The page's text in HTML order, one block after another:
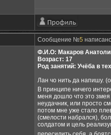
Сообщение №5
Ф.И.О: Макаров
Возраст: 17
Род занятий: Учёба в
Лан чо нить да напишу.
В принципе ничего
меня дошло что это
неудачник, или просто
потом мне уже стало
(смелости набрался),
солдатом и цель